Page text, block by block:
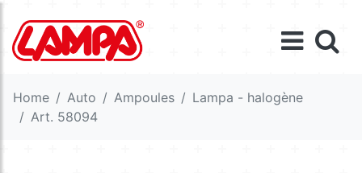
Home Auto Ampoules
Lampa - halogène
Art. 58094